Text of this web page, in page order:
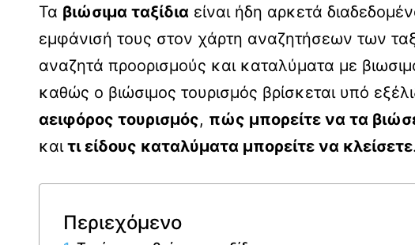
Τα βιώσιμα ταξίδια είναι ήδη αρκετά
εμφάνισή τους στον χάρτη αναζητήσεων των
αναζητά προορισμούς και καταλύματα με
καθώς ο βιώσιμος τουρισμός βρίσκεται υπό
αειφόρος τουρισμός, πώς μπορείτε να τα
καιτι είδους καταλύματα μπορείτε να κλείσετε
Περιεχόμενο